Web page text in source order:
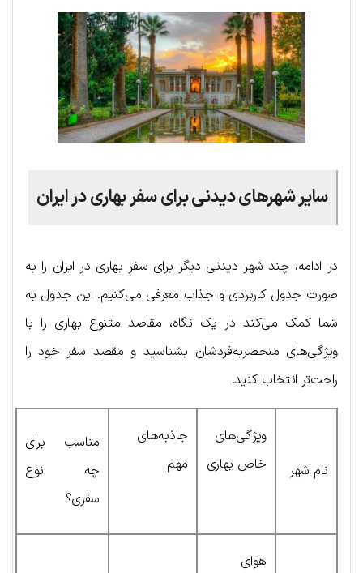
سایر شهرهای دیدنی برای سفر بهاری در ایران
در ادامه، چند شهر دیدنی دیگر برای سفر بهاری در ایران را به
صورت جدول کاربردی و جذاب معرفی می‌کنیم. این جدول به
شما کمک می‌کند در یک نگاه، مقاصد متنوع بهاری را با
ویژگی‌های منحصربه‌فردشان بشناسید و مقصد سفر خود را
راحت‌تر انتخاب کنید.
نام شهر
ویژگی‌های
خاص بهاری
جاذبه‌های
مهم
مناسب برای
چه نوع
سفری؟
هوای